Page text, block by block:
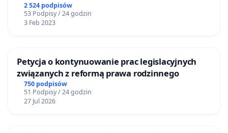
2 524 podpisów
53 Podpisy / 24 godzin
3 Feb 2023
Petycja o kontynuowanie prac legislacyjnych
związanych z reformą prawa rodzinnego
750 podpisów
51 Podpisy / 24 godzin
27 Jul 2026